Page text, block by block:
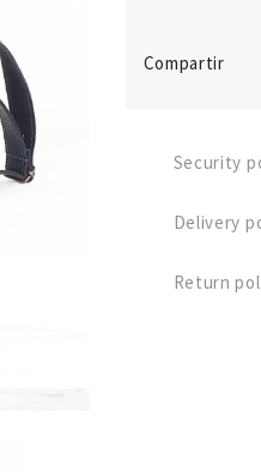
Compartir
Security
Delivery
Return